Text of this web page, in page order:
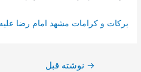
بركات‌ و كرامات‌ مشهد امام‌ رضا
راهبری→ نوشته قبل